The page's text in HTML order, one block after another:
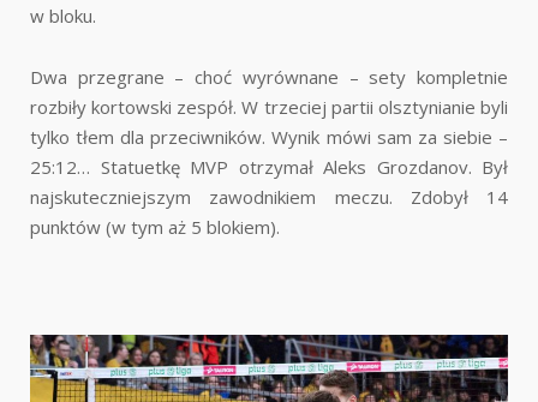
w bloku.
Dwa przegrane – choć wyrównane – sety kompletnie
rozbiły kortowski zespół. W trzeciej partii olsztynianie byli
tylko tłem dla przeciwników. Wynik mówi sam za siebie –
25:12… Statuetkę MVP otrzymał Aleks Grozdanov. Był
najskuteczniejszym zawodnikiem meczu. Zdobył 14
punktów (w tym aż 5 blokiem).